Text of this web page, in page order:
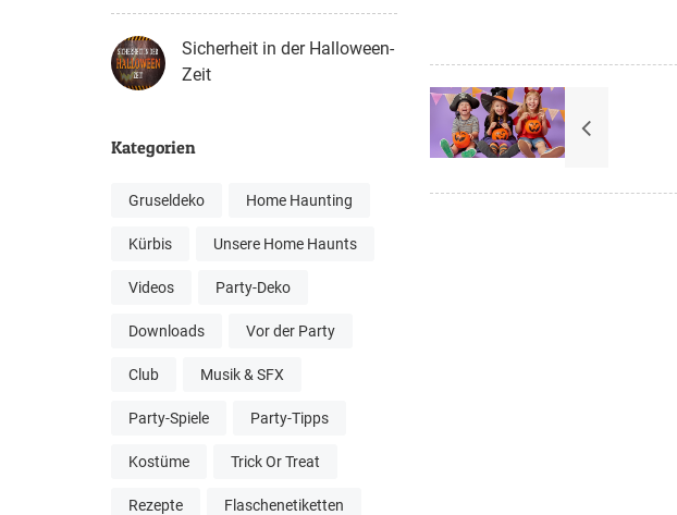
Sicherheit in der Halloween-
Zeit
Kategorien
Gruseldeko Home Haunting
Kürbis Unsere Home Haunts
Videos Party-Deko
Downloads Vor der Party
Club Musik & SFX
Party-Spiele Party-Tipps
Kostüme Trick Or Treat
Rezepte Flaschenetiketten